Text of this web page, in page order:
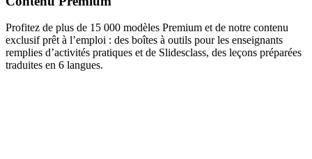
Profitez de plus de 15 000 modèles Premium et de notre contenu
exclusif prêt à l’emploi : des boîtes à outils pour les enseignants
remplies d’activités pratiques et de Slidesclass, des leçons préparées
traduites en 6 langues.